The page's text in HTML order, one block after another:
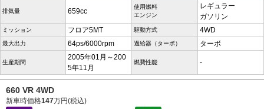
排気量 659cc
使用燃料
エンジン
レギュラー
ガソリン
ミッション フロア5MT 駆動方式 4WD
最大出力 64ps/6000rpm 過給器（ターボ） ターボ
生産期間
2005年01月～200
5年11月
燃費性能 -
660 VR 4WD
新車時価格147万円(税込)